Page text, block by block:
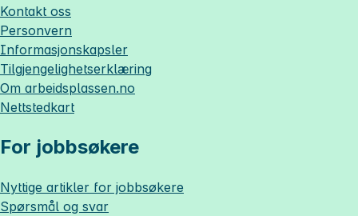
Kontakt oss
Personvern
Informasjonskapsler
Tilgjengelighetserklæring
Om arbeidsplassen.no
Nettstedkart
For jobbsøkere
Nyttige artikler for jobbsøkere
Spørsmål og svar